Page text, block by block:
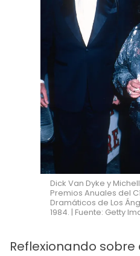
Dick Van Dyke y
Premios Anuales del
Dramáticos de Los
1984. | Fuente: Getty
Reflexionando